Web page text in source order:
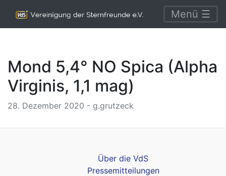
Menü ☰
Mond 5,4° NO Spica (Alpha
Virginis, 1,1 mag)
28. Dezember 2020 - g.grutzeck
Über die VdS
Pressemitteilungen